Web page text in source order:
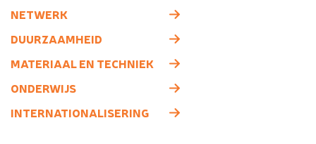
NETWERK
DUURZAAMHEID
MATERIAAL EN TECHNIEK
ONDERWIJS
INTERNATIONALISERING